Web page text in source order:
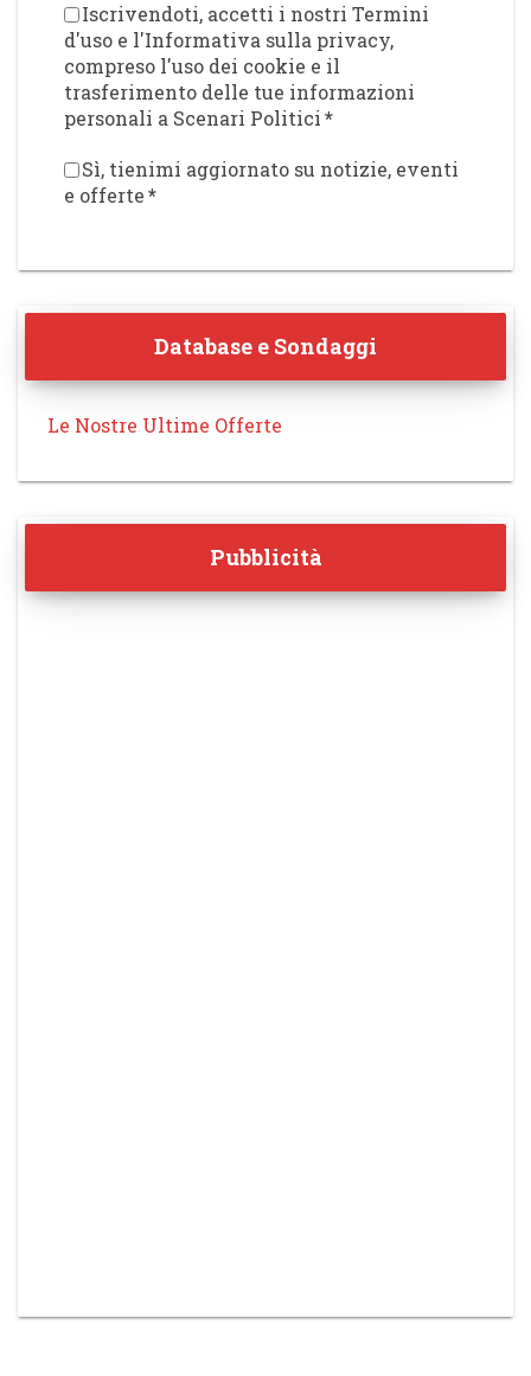
Iscrivendoti, accetti i nostri Termini
d'uso e l'Informativa sulla privacy,
compreso l'uso dei cookie e il
trasferimento delle tue informazioni
personali a Scenari Politici*
Sì, tienimi aggiornato su notizie, eventi
e offerte*
Database e Sondaggi
Le Nostre Ultime Offerte
Pubblicità